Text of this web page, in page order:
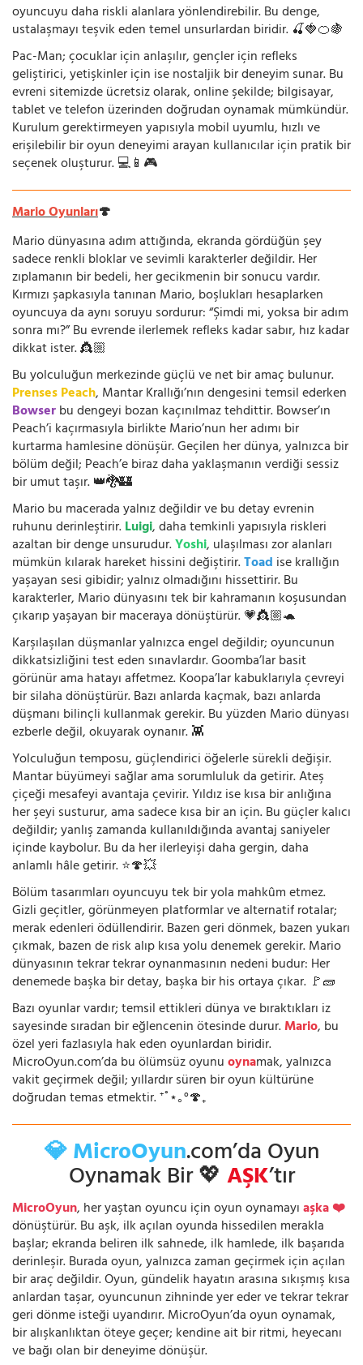
oyuncuyu daha riskli alanlara yönlendirebilir. Bu denge,
ustalaşmayı teşvik eden temel unsurlardan biridir. 🍒🍓🍊🍇
Pac-Man; çocuklar için anlaşılır, gençler için refleks
geliştirici, yetişkinler için ise nostaljik bir deneyim sunar. Bu
evreni sitemizde ücretsiz olarak, online şekilde; bilgisayar,
tablet ve telefon üzerinden doğrudan oynamak mümkündür.
Kurulum gerektirmeyen yapısıyla mobil uyumlu, hızlı ve
erişilebilir bir oyun deneyimi arayan kullanıcılar için pratik bir
seçenek oluşturur. 💻📱🎮
Mario Oyunları🍄
Mario dünyasına adım attığında, ekranda gördüğün şey
sadece renkli bloklar ve sevimli karakterler değildir. Her
zıplamanın bir bedeli, her gecikmenin bir sonucu vardır.
Kırmızı şapkasıyla tanınan Mario, boşlukları hesaplarken
oyuncuya da aynı soruyu sordurur: “Şimdi mi, yoksa bir adım
sonra mı?” Bu evrende ilerlemek refleks kadar sabır, hız kadar
dikkat ister. 👸🏼
Bu yolculuğun merkezinde güçlü ve net bir amaç bulunur.
Prenses Peach, Mantar Krallığı’nın dengesini temsil ederken
Bowserbu dengeyi bozan kaçınılmaz tehdittir. Bowser’ın
Peach’i kaçırmasıyla birlikte Mario’nun her adımı bir
kurtarma hamlesine dönüşür. Geçilen her dünya, yalnızca bir
bölüm değil; Peach’e biraz daha yaklaşmanın verdiği sessiz
bir umut taşır. 👑🐉🏰
Mario bu macerada yalnız değildir ve bu detay evrenin
ruhunu derinleştirir.Luigi, daha temkinli yapısıyla riskleri
azaltan bir denge unsurudur.Yoshi, ulaşılması zor alanları
mümkün kılarak hareket hissini değiştirir.Toad ise krallığın
yaşayan sesi gibidir; yalnız olmadığını hissettirir. Bu
karakterler, Mario dünyasını tek bir kahramanın koşusundan
çıkarıp yaşayan bir maceraya dönüştürür. 💗👸🏼🐢
Karşılaşılan düşmanlar yalnızca engel değildir; oyuncunun
dikkatsizliğini test eden sınavlardır. Goomba’lar basit
görünür ama hatayı affetmez. Koopa’lar kabuklarıyla çevreyi
bir silaha dönüştürür. Bazı anlarda kaçmak, bazı anlarda
düşmanı bilinçli kullanmak gerekir. Bu yüzden Mario dünyası
ezberle değil, okuyarak oynanır. 👾
Yolculuğun temposu, güçlendirici öğelerle sürekli değişir.
Mantar büyümeyi sağlar ama sorumluluk da getirir. Ateş
çiçeği mesafeyi avantaja çevirir. Yıldız ise kısa bir anlığına
her şeyi susturur, ama sadece kısa bir an için. Bu güçler kalıcı
değildir; yanlış zamanda kullanıldığında avantaj saniyeler
içinde kaybolur. Bu da her ilerleyişi daha gergin, daha
anlamlı hâle getirir. ⭐🍄💥
Bölüm tasarımları oyuncuyu tek bir yola mahkûm etmez.
Gizli geçitler, görünmeyen platformlar ve alternatif rotalar;
merak edenleri ödüllendirir. Bazen geri dönmek, bazen yukarı
çıkmak, bazen de risk alıp kısa yolu denemek gerekir. Mario
dünyasının tekrar tekrar oynanmasının nedeni budur: Her
denemede başka bir detay, başka bir his ortaya çıkar. 🚩🧱
Bazı oyunlar vardır; temsil ettikleri dünya ve bıraktıkları iz
sayesinde sıradan bir eğlencenin ötesinde durur.Mario, bu
özel yeri fazlasıyla hak eden oyunlardan biridir.
MicroOyun.com’da bu ölümsüz oyunuoynamak, yalnızca
vakit geçirmek değil; yıllardır süren bir oyun kültürüne
doğrudan temas etmektir. ⁺˚⋆｡°🍄₊
💎 MicroOyun.com’da Oyun
Oynamak Bir 💖AŞK’tır
MicroOyun, her yaştan oyuncu için oyun oynamayıaşka ❤️
dönüştürür. Bu aşk, ilk açılan oyunda hissedilen merakla
başlar; ekranda beliren ilk sahnede, ilk hamlede, ilk başarıda
derinleşir. Burada oyun, yalnızca zaman geçirmek için açılan
bir araç değildir. Oyun, gündelik hayatın arasına sıkışmış kısa
anlardan taşar, oyuncunun zihninde yer eder ve tekrar tekrar
geri dönme isteği uyandırır. MicroOyun’da oyun oynamak,
bir alışkanlıktan öteye geçer; kendine ait bir ritmi, heyecanı
ve bağı olan bir deneyime dönüşür.